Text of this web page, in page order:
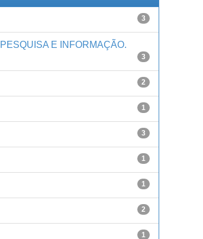
3
E INFORMAÇÃO.
3
2
1
3
1
1
2
1